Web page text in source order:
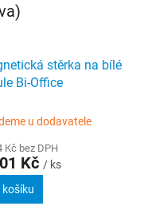
stěrka na bílé
Bi-Office
u dodavatele
Kč bez DPH
Kč / ks
košíku